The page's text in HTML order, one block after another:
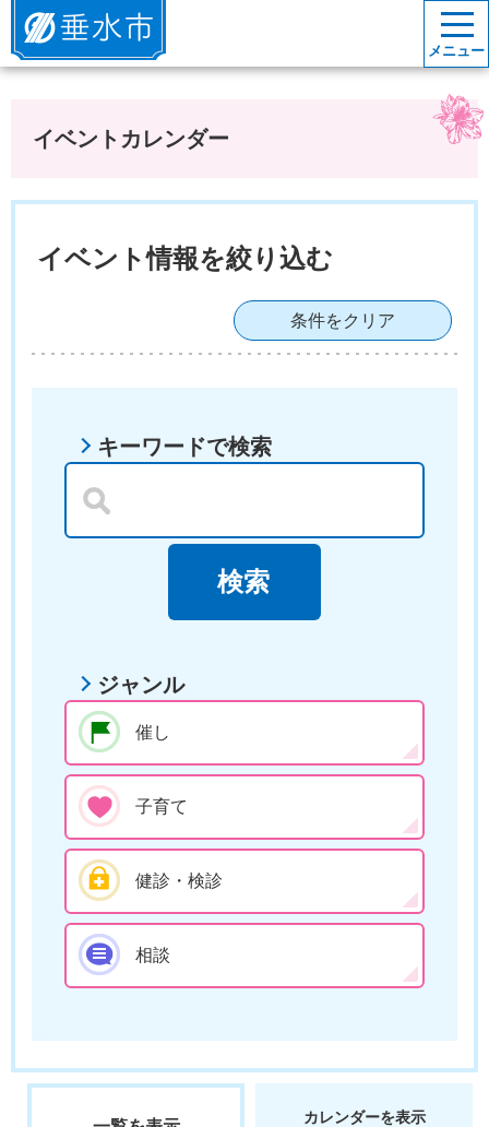
垂水市
メニュー
イベントカレンダー
イベント情報を絞り込む
条件をクリア
キーワードで検索
ジャンル
催し
子育て
健診・検診
相談
カレンダーを表示